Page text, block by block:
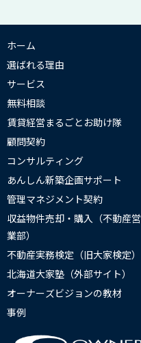
ホーム
選ばれる理由
サービス
無料相談
賃貸経営まるごとお助け隊
顧問契約
コンサルティング
あんしん新築企画サポート
管理マネジメント契約
収益物件売却・購入（不動産営
業部）
不動産実務検定（旧大家検定）
北海道大家塾（外部サイト）
オーナーズビジョンの教材
事例